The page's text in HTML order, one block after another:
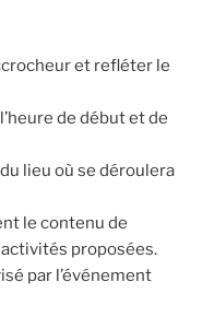
et refléter le
de début et de
lieu où se déroulera
le contenu de
proposées.
par l’événement